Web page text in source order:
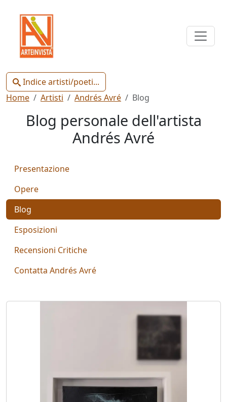
Indice artisti/poeti...
Indice
Artisti
Poeti
Artisti
Gianluca
Aiolo
AJ
(Federico
Andrés
Home Artisti Andrés Avré Blog
Blog personale dell'artista
Andrés Avré
Presentazione
Opere
Blog
Esposizioni
Recensioni Critiche
Contatta Andrés Avré